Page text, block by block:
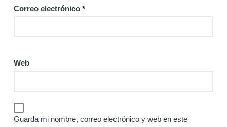
Correo electrónico *
Web
Guarda mi nombre, correo electrónico y web en este